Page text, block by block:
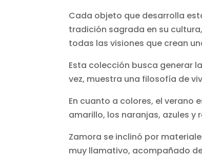
Cada objeto que desarrolla
tradición sagrada en su
todas las visiones que crean
Esta colección busca generar
vez, muestra una filosofía de
En cuanto a colores, el verano
amarillo, los naranjas, azules y
Zamora se inclinó por
muy llamativo, acompañado